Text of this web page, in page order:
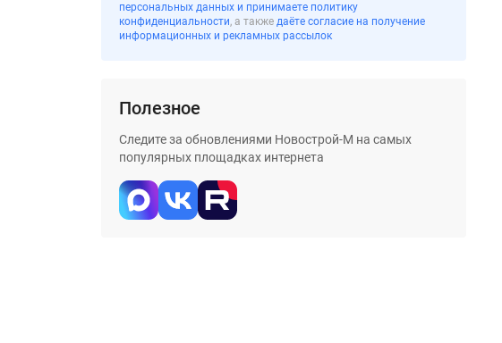
персональных данных и принимаете политику
конфиденциальности, а также даёте согласие на получение
информационных и рекламных рассылок
Полезное
Следите за обновлениями Новострой-М на самых
популярных площадках интернета